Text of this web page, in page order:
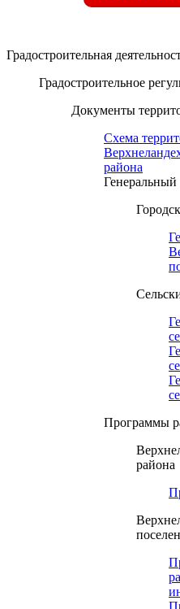
Градостроительная
Градостроительное
Документы
Схема
района
Генеральный
Программы
района